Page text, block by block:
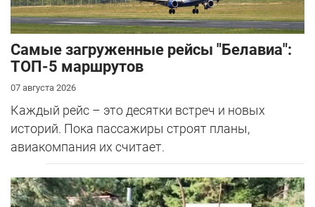
Самые загруженные рейсы "Белавиа":
ТОП-5 маршрутов
07 августа 2026
Каждый рейс – это десятки встреч и новых
историй. Пока пассажиры строят планы,
авиакомпания их считает.